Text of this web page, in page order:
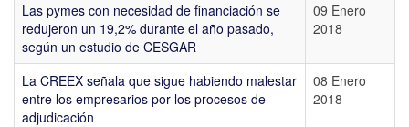
Las pymes con necesidad de financiación se
redujeron un 19,2% durante el año pasado,
según un estudio de CESGAR
09 Enero
2018
La CREEX señala que sigue habiendo malestar
entre los empresarios por los procesos de
adjudicación
08 Enero
2018